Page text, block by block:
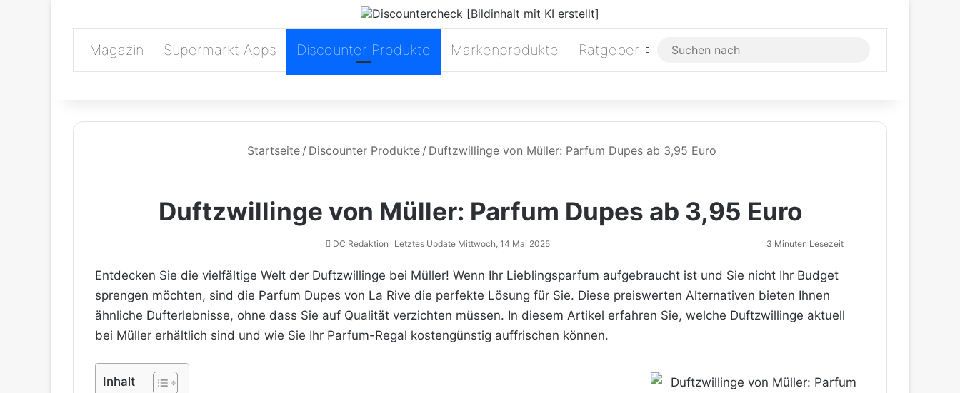
Magazin Supermarkt Apps Discounter Produkte Markenprodukte Ratgeber
nach
Startseite / Discounter Produkte / Duftzwillinge von Müller: Parfum Dupes ab 3,95 Euro
Duftzwillinge von Müller: Parfum Dupes ab 3,95 Euro
DC Redaktion Letztes Update Mittwoch, 14 Mai 2025 3 Minuten Lesezeit
Entdecken Sie die vielfältige Welt der Duftzwillinge bei Müller! Wenn Ihr Lieblingsparfum aufgebraucht ist und Sie nicht Ihr Budget
sprengen möchten, sind die Parfum Dupes von La Rive die perfekte Lösung für Sie. Diese preiswerten Alternativen bieten Ihnen
ähnliche Dufterlebnisse, ohne dass Sie auf Qualität verzichten müssen. In diesem Artikel erfahren Sie, welche Duftzwillinge aktuell
bei Müller erhältlich sind und wie Sie Ihr Parfum-Regal kostengünstig auffrischen können.
Inhalt